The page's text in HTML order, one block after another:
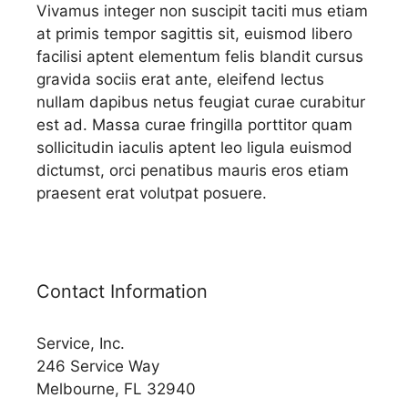
Vivamus integer non suscipit taciti mus etiam
at primis tempor sagittis sit, euismod libero
facilisi aptent elementum felis blandit cursus
gravida sociis erat ante, eleifend lectus
nullam dapibus netus feugiat curae curabitur
est ad. Massa curae fringilla porttitor quam
sollicitudin iaculis aptent leo ligula euismod
dictumst, orci penatibus mauris eros etiam
praesent erat volutpat posuere.
Contact Information
Service, Inc.
246 Service Way
Melbourne, FL 32940